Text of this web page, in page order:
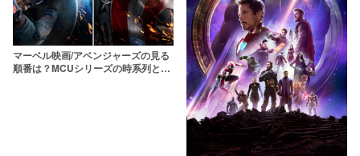
マーベル映画/アベンジャーズの見る
順番は？MCUシリーズの時系列と公